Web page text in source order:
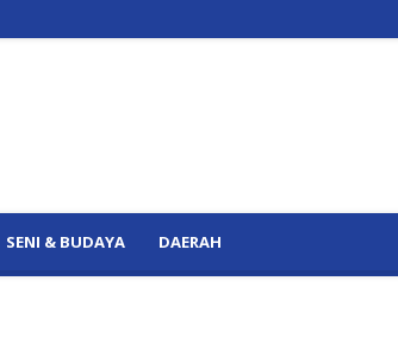
SENI & BUDAYA DAERAH